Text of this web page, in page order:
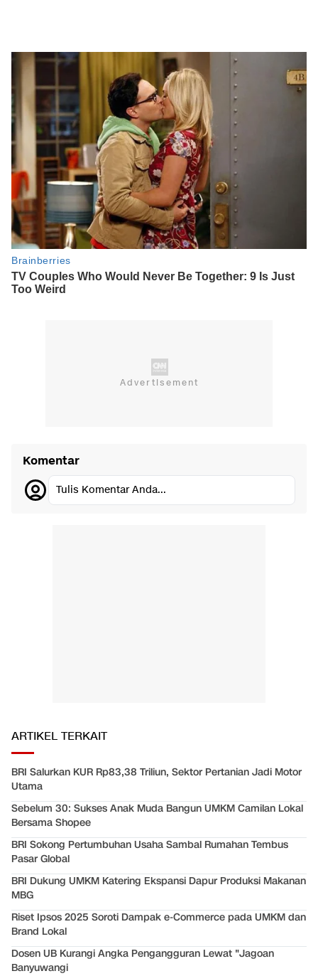
Komentar
Tulis Komentar Anda...
ARTIKEL TERKAIT
BRI Salurkan KUR Rp83,38 Triliun, Sektor Pertanian Jadi Motor
Utama
Sebelum 30: Sukses Anak Muda Bangun UMKM Camilan Lokal
Bersama Shopee
BRI Sokong Pertumbuhan Usaha Sambal Rumahan Tembus
Pasar Global
BRI Dukung UMKM Katering Ekspansi Dapur Produksi Makanan
MBG
Riset Ipsos 2025 Soroti Dampak e-Commerce pada UMKM dan
Brand Lokal
Dosen UB Kurangi Angka Pengangguran Lewat "Jagoan
Banyuwangi